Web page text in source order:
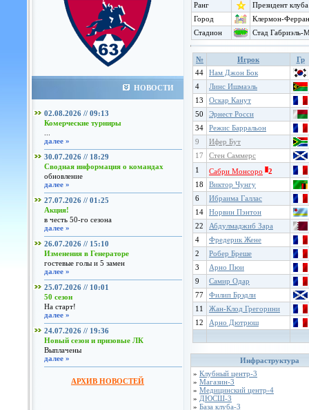
НОВОСТИ
02.08.2026 // 09:13
Комерческие турниры
далее »
30.07.2026 // 18:29
Сводная информация о командах
обновление
далее »
27.07.2026 // 01:25
Акция!
в честь 50-го сезона
далее »
26.07.2026 // 15:10
Изменения в Генераторе
гостевые голы и 5 замен
далее »
25.07.2026 // 10:01
50 сезон
На старт!
далее »
24.07.2026 // 19:36
Новый сезон и призовые ЛК
Выплачены
далее »
АРХИВ НОВОСТЕЙ
Ранг
Президент клуба
Город
Клермон-
Стадион
Стад Габриэль-
№ Игрок
Гр
44
Нам Джон Бок
4
Линс Ишмаэль
13
Оскар Канут
50
Эрнест Росси
34
Режис Барральон
9
Ифер Бут
17
Стен Саммерс
1
Сабри Монсоро
2
18
Виктор Чунгу
6
Ибраима Галлас
14
Норвин Пэнтон
22
Абдулмаджиб Зара
4
Фредерик Жене
2
Робер Бреше
3
Арно Пюи
9
Самир Одар
77
Филип Брэдли
11
Жан-Клод Грегорини
12
Арно Дютрюш
Инфраструктура
» Клубный центр-3
» Магазин-3
» Медицинский центр-4
» ДЮСШ-3
» База клуба-3